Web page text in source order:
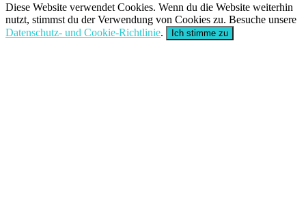
Diese Website verwendet Cookies. Wenn du die Website weiterhin
nutzt, stimmst du der Verwendung von Cookies zu. Besuche unsere
Datenschutz- und Cookie-Richtlinie. Ich stimme zu